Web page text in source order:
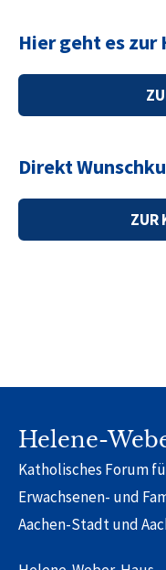
Hier geht es zur
Direkt
ZUR
Helene-
Katholisches Forum
Erwachsenen- und
Aachen-Stadt und